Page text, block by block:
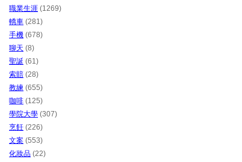
職業生涯 (1269)
轎車 (281)
手機 (678)
聊天 (8)
聖誕 (61)
索賠 (28)
教練 (655)
咖啡 (125)
學院大學 (307)
烹飪 (226)
文案 (553)
化妝品 (22)